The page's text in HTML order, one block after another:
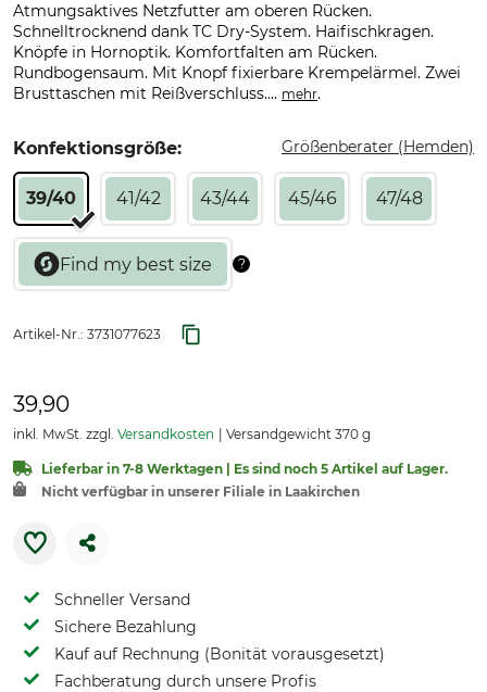
Atmungsaktives Netzfutter am oberen Rücken.
Schnelltrocknend dank TC Dry-System. Haifischkragen.
Knöpfe in Hornoptik. Komfortfalten am Rücken.
Rundbogensaum. Mit Knopf fixierbare Krempelärmel. Zwei
Brusttaschen mit Reißverschluss.... mehr.
Konfektionsgröße: Größenberater (Hemden)
39/40 41/42 43/44 45/46 47/48
Artikel-Nr.: 3731077623
39,90
inkl. MwSt. zzgl. Versandkosten Versandgewicht 370 g
Lieferbar in 7-8 Werktagen | Es sind noch 5 Artikel auf Lager.
Nicht verfügbar in unserer Filiale in Laakirchen
Schneller Versand
Sichere Bezahlung
Kauf auf Rechnung (Bonität vorausgesetzt)
Fachberatung durch unsere Profis